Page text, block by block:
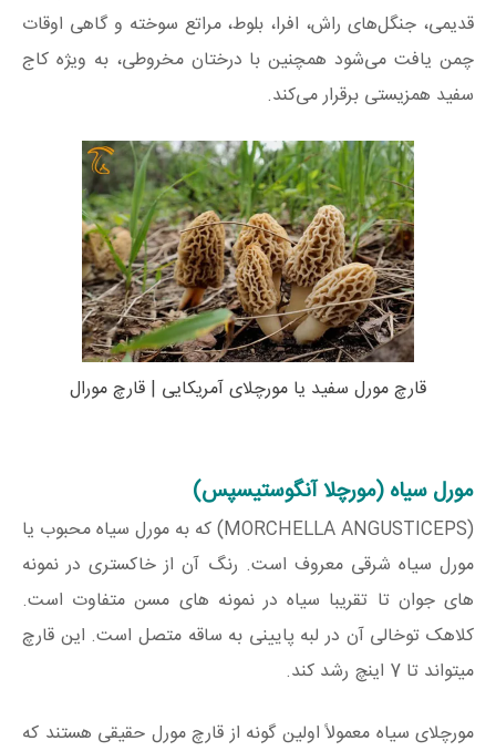
قدیمی، جنگل‌های راش، افرا، بلوط، مراتع سوخته و گاهی اوقات
چمن یافت می‌شود همچنین با درختان مخروطی، به ویژه کاج
سفید همزیستی برقرار می‌کند.
قارچ مورل سفید یا مورچلای آمریکایی | قارچ مورال
مورل سیاه (مورچلا آنگوستیسپس)
(MORCHELLA ANGUSTICEPS) که به مورل سیاه محبوب یا
مورل سیاه شرقی معروف است. رنگ آن از خاکستری در نمونه
های جوان تا تقریبا سیاه در نمونه های مسن متفاوت است.
کلاهک توخالی آن در لبه پایینی به ساقه متصل است. این قارچ
میتواند تا 7 اینچ رشد کند.
مورچلای سیاه معمولاً اولین گونه از قارچ مورل حقیقی هستند که